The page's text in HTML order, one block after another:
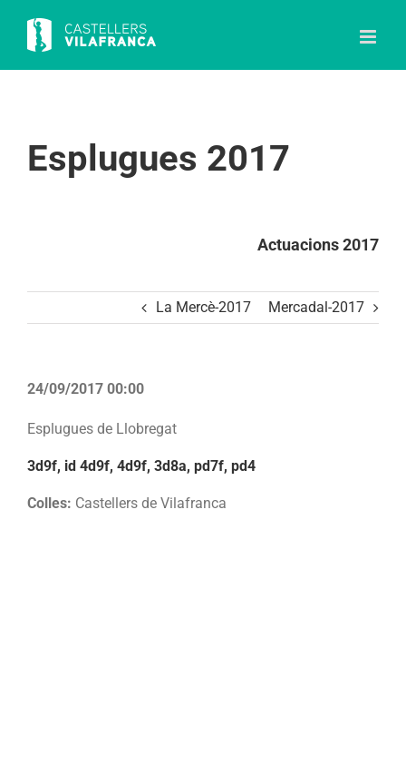
content
Esplugues 2017
Actuacions 2017
La Mercè-2017 Mercadal-2017
24/09/2017 00:00
Esplugues de Llobregat
3d9f, id 4d9f, 4d9f, 3d8a, pd7f, pd4
Colles: Castellers de Vilafranca